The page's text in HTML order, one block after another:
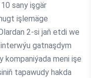
sany işgär
işlemäge
2-si jaň etdi we
gatnaşdym
kompaniýada meni işe
tapawudy hakda